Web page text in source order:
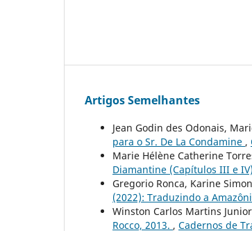
Artigos Semelhantes
Jean Godin des Odonais,
para o Sr. De La Condamine ,
Marie Hélène Catherine
Diamantine (Capítulos III e IV)
Gregorio Ronca, Karine
(2022): Traduzindo a
Winston Carlos Martins
Rocco, 2013. , Cadernos de